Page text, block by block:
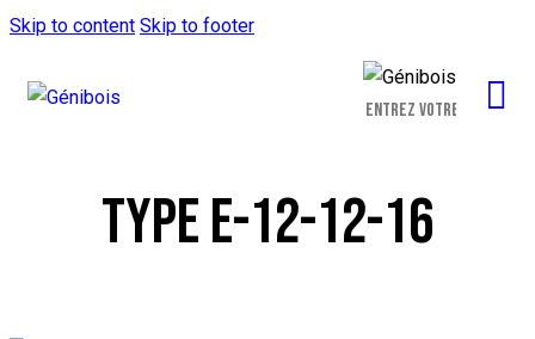
Skip to content Skip to footer
TYPE E-12-12-16